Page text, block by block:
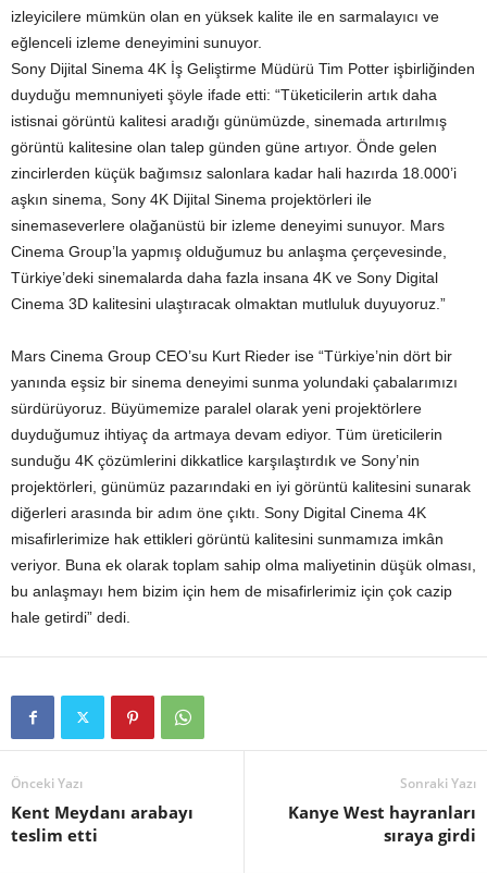
izleyicilere mümkün olan en yüksek kalite ile en sarmalayıcı ve
eğlenceli izleme deneyimini sunuyor.
Sony Dijital Sinema 4K İş Geliştirme Müdürü Tim Potter işbirliğinden
duyduğu memnuniyeti şöyle ifade etti: “Tüketicilerin artık daha
istisnai görüntü kalitesi aradığı günümüzde, sinemada artırılmış
görüntü kalitesine olan talep günden güne artıyor. Önde gelen
zincirlerden küçük bağımsız salonlara kadar hali hazırda 18.000’i
aşkın sinema, Sony 4K Dijital Sinema projektörleri ile
sinemaseverlere olağanüstü bir izleme deneyimi sunuyor. Mars
Cinema Group’la yapmış olduğumuz bu anlaşma çerçevesinde,
Türkiye’deki sinemalarda daha fazla insana 4K ve Sony Digital
Cinema 3D kalitesini ulaştıracak olmaktan mutluluk duyuyoruz.”
Mars Cinema Group CEO’su Kurt Rieder ise “Türkiye’nin dört bir
yanında eşsiz bir sinema deneyimi sunma yolundaki çabalarımızı
sürdürüyoruz. Büyümemize paralel olarak yeni projektörlere
duyduğumuz ihtiyaç da artmaya devam ediyor. Tüm üreticilerin
sunduğu 4K çözümlerini dikkatlice karşılaştırdık ve Sony’nin
projektörleri, günümüz pazarındaki en iyi görüntü kalitesini sunarak
diğerleri arasında bir adım öne çıktı. Sony Digital Cinema 4K
misafirlerimize hak ettikleri görüntü kalitesini sunmamıza imkân
veriyor. Buna ek olarak toplam sahip olma maliyetinin düşük olması,
bu anlaşmayı hem bizim için hem de misafirlerimiz için çok cazip
hale getirdi” dedi.
Önceki Yazı
Kent Meydanı arabayı
teslim etti
Sonraki Yazı
Kanye West hayranları
sıraya girdi